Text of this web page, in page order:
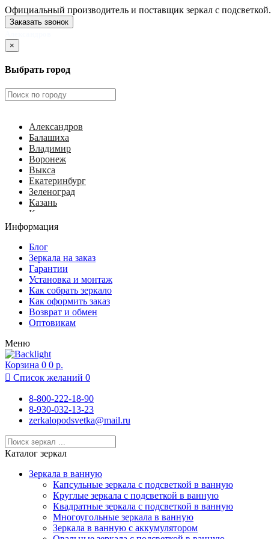
Официальный производитель и поставщик зеркал с подсветкой.
Заказать звонок
×
Выбрать город
Александров
Балашиха
Владимир
Воронеж
Выкса
Екатеринбург
Зеленоград
Казань
Калуга
Ковров
Королёв
Красногорск
Курск
Липецк
Москва
Московский
Муром
Нижний Новгород
Новосибирск
Подольск
Раменское
Реутов
Ростов-на-Дону
Санкт-Петербург
Севастополь
Сочи
Тамбов
Тула
Чебоксары
Ярославль
Информация
Блог
Зеркала на заказ
Гарантии
Установка и монтаж
Как собрать зеркало
Как оформить заказ
Возврат и обмен
Оптовикам
Меню
Корзина 0 0 р.
 Список желаний 0
8-800-222-18-90
8-930-032-13-23
zerkalopodsvetka@mail.ru
Каталог зеркал
Зеркала в ванную
Капсульные зеркала с подсветкой в ванную
Круглые зеркала с подсветкой в ванную
Квадратные зеркала с подсветкой в ванную
Многоугольные зеркала в ванную
Зеркала в ванную с аккумулятором